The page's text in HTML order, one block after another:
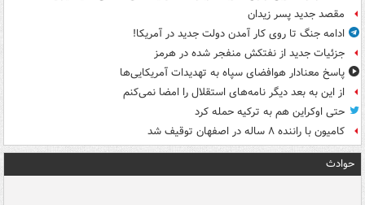
مقصد جدید پسر زیدان
ادامه جنگ تا روی کار آمدن دولت جدید در آمریکا!
جزئیات جدید از نفتکش منفجر شده در هرمز
پاسخ معنادار هوافضای سپاه به تهدیدات آمریکایی‌ها
از این به بعد دیگر نامه‌های استقلال را امضا نمی‌کنم
حتی اوکراین هم به ترکیه حمله کرد
کامیون با راننده ۸ ساله در اصفهان توقیف شد
حوادث